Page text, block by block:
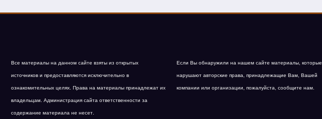
Все материалы на данном сайте взяты из открытых
источников и предоставляются исключительно в
ознакомительных целях. Права на материалы принадлежат их
владельцам. Администрация сайта ответственности за
содержание материала не несет.
Если Вы обнаружили на нашем сайте материалы, которые
нарушают авторские права, принадлежащие Вам, Вашей
компании или организации, пожалуйста, сообщите нам.